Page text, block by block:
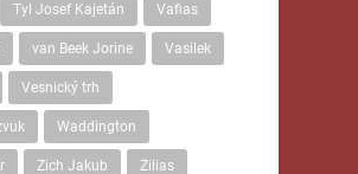
Tyl Josef Kajetán Vafias
van Beek Jorine Vasilek
Vesnický trh
Waddington
Zich Jakub Zilias